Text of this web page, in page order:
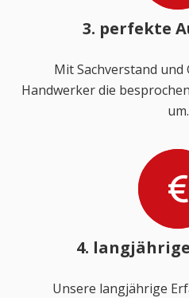
3. perfekte
Mit Sachverstand und
Handwerker die
um.
4.
Unsere langjährige